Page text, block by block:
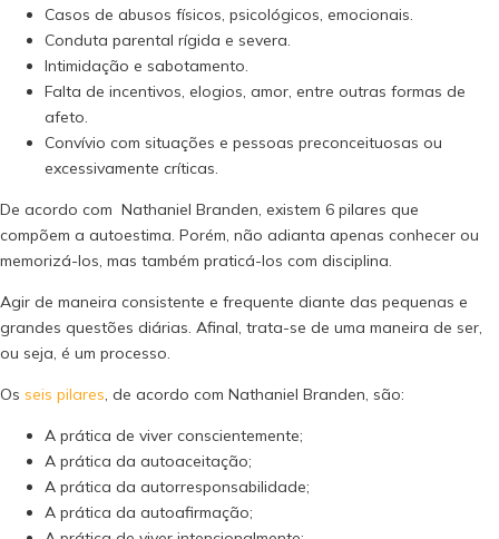
Casos de abusos físicos, psicológicos, emocionais.
Conduta parental rígida e severa.
Intimidação e sabotamento.
Falta de incentivos, elogios, amor, entre outras formas de
afeto.
Convívio com situações e pessoas preconceituosas ou
excessivamente críticas.
De acordo com Nathaniel Branden, existem 6 pilares que
compõem a autoestima. Porém, não adianta apenas conhecer ou
memorizá-los, mas também praticá-los com disciplina.
Agir de maneira consistente e frequente diante das pequenas e
grandes questões diárias. Afinal, trata-se de uma maneira de ser,
ou seja, é um processo.
Os seis pilares, de acordo com Nathaniel Branden, são:
A prática de viver conscientemente;
A prática da autoaceitação;
A prática da autorresponsabilidade;
A prática da autoafirmação;